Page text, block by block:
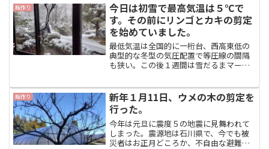
庭作り
今日は初雪で最高気温は５℃で
す。その前にリンゴとカキの剪定
を始めていました。
最低気温は全国的に一桁台、西高東低の
典型的な冬型の気圧配置で等圧線の間隔
も狭い。この後１週間は雪だるまマーク
雪でしかも湿った重いドカ雪だったた
め、当地は木の枝が折れるは...
庭作り
新年１月11日、ウメの木の剪定を
行った。
今年は元旦に震度５の地震に見舞われて
しまった。震源地は石川県で、今でも被
災者はお正月どころか、不自由な避難生